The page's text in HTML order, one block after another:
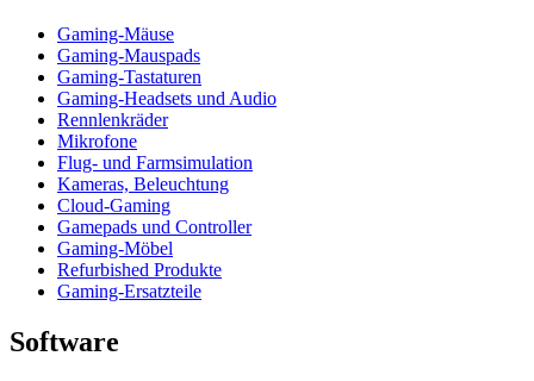
Gaming-Mäuse
Gaming-Mauspads
Gaming-Tastaturen
Gaming-Headsets und Audio
Rennlenkräder
Mikrofone
Flug- und Farmsimulation
Kameras, Beleuchtung
Cloud-Gaming
Gamepads und Controller
Gaming-Möbel
Refurbished Produkte
Gaming-Ersatzteile
Software